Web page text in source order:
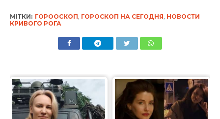
МІТКИ: ГОРООСКОП ГОРОСКОП НА СЕГОДНЯ НОВОСТИ
КРИВОГО РОГА